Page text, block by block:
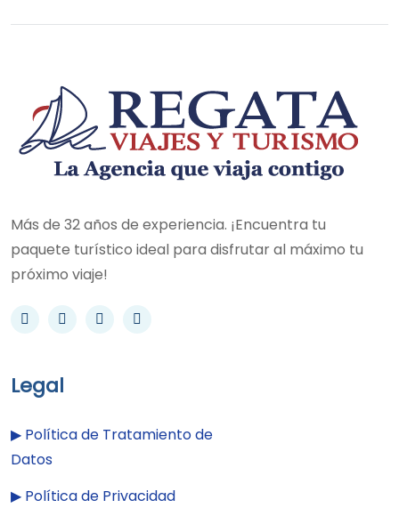
Más de 32 años de experiencia. ¡Encuentra tu
paquete turístico ideal para disfrutar al máximo tu
próximo viaje!
Legal
▶︎ Política de Tratamiento de
Datos
▶︎ Política de Privacidad